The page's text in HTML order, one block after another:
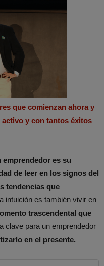
que comienzan ahora y
activo y con tantos éxitos
es su
de leer en los signos del
tendencias que
intuición es también vivir en
trascendental que
clave para un emprendedor
en el presente.